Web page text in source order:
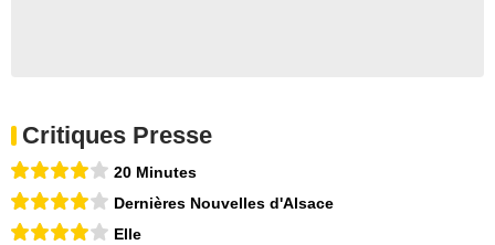
Critiques Presse
20 Minutes
Dernières Nouvelles d'Alsace
Elle